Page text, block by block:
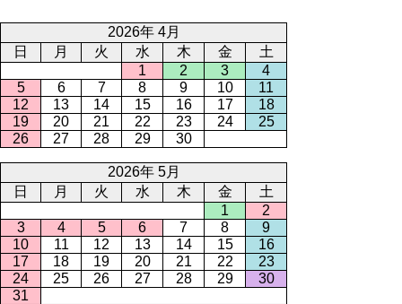
2026年 4月
日
月 火 水 木 金
土
1
2 3
4
5
6 7 8 9 10
11
12
13 14 15 16 17
18
19
20 21 22 23 24
25
26
27 28 29 30
2026年 5月
日
月 火 水 木 金
土
1
2
3
4 5 6 7 8
9
10
11 12 13 14 15
16
17
18 19 20 21 22
23
24
25 26 27 28 29
30
31